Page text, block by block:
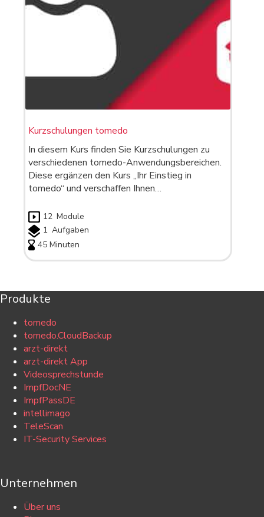
Kurzschulungen tomedo
In diesem Kurs finden Sie Kurzschulungen zu
verschiedenen tomedo-Anwendungsbereichen.
Diese ergänzen den Kurs „Ihr Einstieg in
tomedo“ und verschaffen Ihnen…
12 Module
1 Aufgaben
45 Minuten
Produkte
tomedo
tomedo.CloudBackup
arzt-direkt
arzt-direkt App
Videosprechstunde
ImpfDocNE
ImpfPassDE
intellimago
TeleScan
IT-Security Services
Unternehmen
Über uns